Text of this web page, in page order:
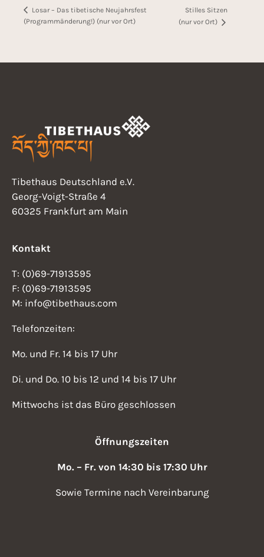
Losar – Das tibetische Neujahrsfest
(Programmänderung!) (nur vor Ort)
Stilles Sitzen
(nur vor Ort)
Tibethaus Deutschland e.V.
Georg-Voigt-Straße 4
60325 Frankfurt am Main
Kontakt
T: (0)69-71913595
F: (0)69-71913595
M: info@tibethaus.com
Telefonzeiten:
Mo. und Fr. 14 bis 17 Uhr
Di. und Do. 10 bis 12 und 14 bis 17 Uhr
Mittwochs ist das Büro geschlossen
Öffnungszeiten
Mo. – Fr. von 14:30 bis 17:30 Uhr
Sowie Termine nach Vereinbarung